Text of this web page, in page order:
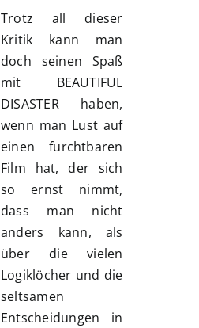
Trotz all dieser
Kritik kann man
doch seinen Spaß
mit BEAUTIFUL
DISASTER haben,
wenn man Lust auf
einen furchtbaren
Film hat, der sich
so ernst nimmt,
dass man nicht
anders kann, als
über die vielen
Logiklöcher und die
seltsamen
Entscheidungen in